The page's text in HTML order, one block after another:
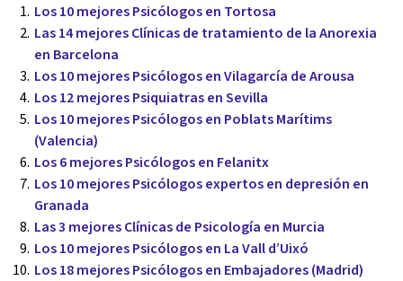
Los 10 mejores Psicólogos en Tortosa
Las 14 mejores Clínicas de tratamiento de la Anorexia
en Barcelona
Los 10 mejores Psicólogos en Vilagarcía de Arousa
Los 12 mejores Psiquiatras en Sevilla
Los 10 mejores Psicólogos en Poblats Marítims
(Valencia)
Los 6 mejores Psicólogos en Felanitx
Los 10 mejores Psicólogos expertos en depresión en
Granada
Las 3 mejores Clínicas de Psicología en Murcia
Los 10 mejores Psicólogos en La Vall d’Uixó
Los 18 mejores Psicólogos en Embajadores (Madrid)